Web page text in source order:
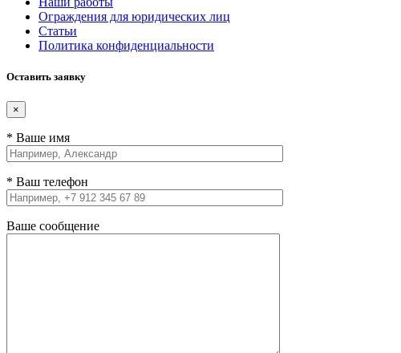
Ограждения для юридических лиц
Статьи
Политика конфиденциальности
Оставить заявку
×
* Ваше имя
* Ваш телефон
Ваше сообщение